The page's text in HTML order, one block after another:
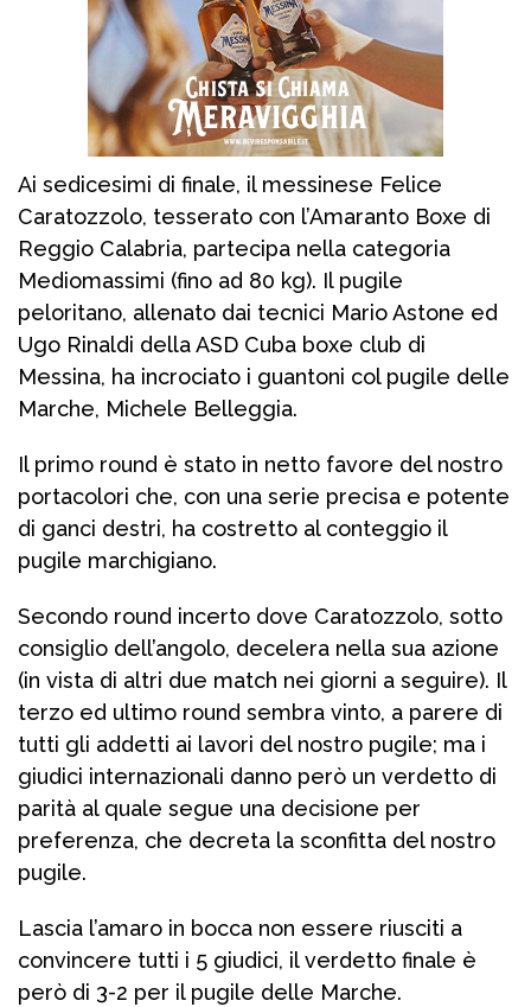
Ai sedicesimi di finale, il messinese Felice
Caratozzolo, tesserato con l’Amaranto Boxe di
Reggio Calabria, partecipa nella categoria
Mediomassimi (fino ad 80 kg). Il pugile
peloritano, allenato dai tecnici Mario Astone ed
Ugo Rinaldi della ASD Cuba boxe club di
Messina, ha incrociato i guantoni col pugile delle
Marche, Michele Belleggia.
Il primo round è stato in netto favore del nostro
portacolori che, con una serie precisa e potente
di ganci destri, ha costretto al conteggio il
pugile marchigiano.
Secondo round incerto dove Caratozzolo, sotto
consiglio dell’angolo, decelera nella sua azione
(in vista di altri due match nei giorni a seguire). Il
terzo ed ultimo round sembra vinto, a parere di
tutti gli addetti ai lavori del nostro pugile; ma i
giudici internazionali danno però un verdetto di
parità al quale segue una decisione per
preferenza, che decreta la sconfitta del nostro
pugile.
Lascia l’amaro in bocca non essere riusciti a
convincere tutti i 5 giudici, il verdetto finale è
però di 3-2 per il pugile delle Marche.